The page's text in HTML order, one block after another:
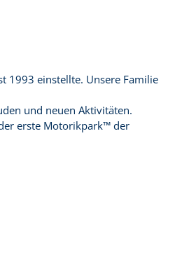
1993 einstellte. Unsere Familie
und neuen Aktivitäten.
erste Motorikpark™ der